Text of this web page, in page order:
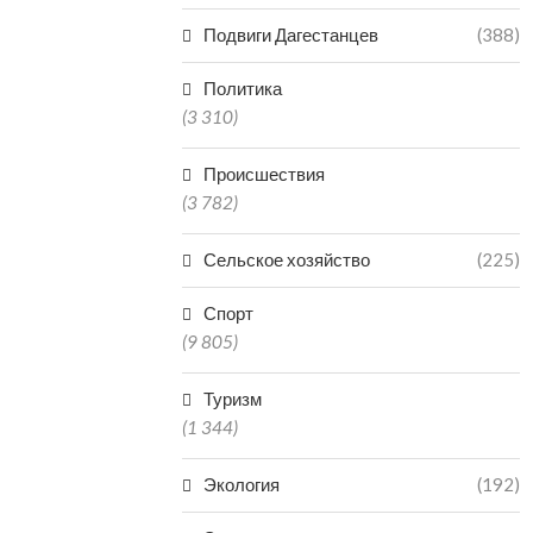
Подвиги Дагестанцев (388)
Политика
(3 310)
Происшествия
(3 782)
Сельское хозяйство (225)
Спорт
(9 805)
Туризм
(1 344)
Экология (192)